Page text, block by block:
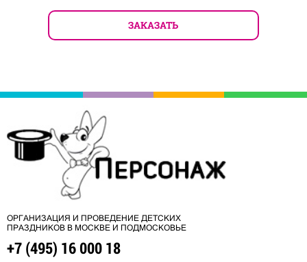
ЗАКАЗАТЬ
ОРГАНИЗАЦИЯ И ПРОВЕДЕНИЕ ДЕТСКИХ
ПРАЗДНИКОВ В МОСКВЕ И ПОДМОСКОВЬЕ
+7 (495) 16 000 18